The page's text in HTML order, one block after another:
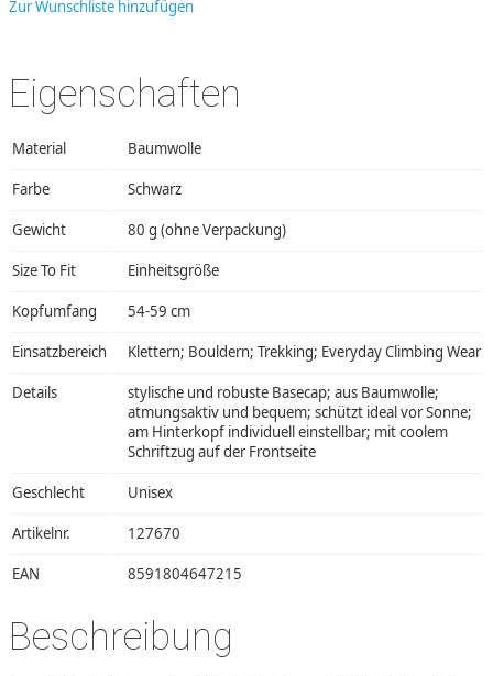
Zur Wunschliste hinzufügen
Eigenschaften
Material Baumwolle
Farbe Schwarz
Gewicht 80 g (ohne Verpackung)
Size To Fit Einheitsgröße
Kopfumfang 54-59 cm
Einsatzbereich Klettern; Bouldern; Trekking; Everyday Climbing Wear
Details
stylische und robuste Basecap; aus Baumwolle;
atmungsaktiv und bequem; schützt ideal vor Sonne;
am Hinterkopf individuell einstellbar; mit coolem
Schriftzug auf der Frontseite
Geschlecht Unisex
Artikelnr. 127670
EAN 8591804647215
Beschreibung